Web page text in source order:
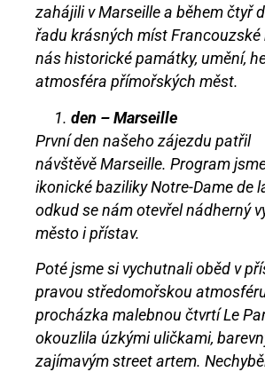
zahájili v Marseille a během čtyř
řadu krásných míst Francouzské
nás historické památky, umění,
atmosféra přímořských měst.
den – Marseille
První den našeho zájezdu patřil
návštěvě Marseille. Program
ikonické baziliky Notre-Dame de
odkud se nám otevřel nádherný
město i přístav.
Poté jsme si vychutnali oběd v
pravou středomořskou
procházka malebnou čtvrtí Le
okouzlila úzkými uličkami,
zajímavým street artem.